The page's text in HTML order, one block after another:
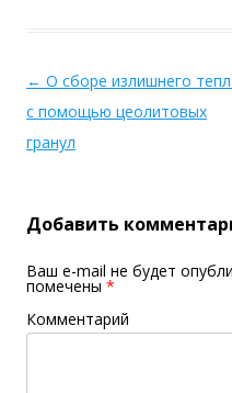
← О сборе излишнего
с помощью цеолитовых
гранул
Добавить
Ваш e-mail не будет
помечены *
Комментарий